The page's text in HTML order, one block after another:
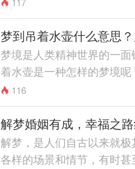
梦到吊着水壶什么意思
梦境是人类精神世界的一
着水壶是一种怎样的梦境
116
解梦婚姻有成，幸福之
解梦，是人们自古以来就
各样的场景和情节，有时